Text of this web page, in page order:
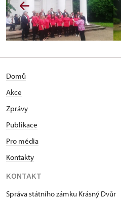
Domů
Akce
Zprávy
Publikace
Pro média
Kontakty
KONTAKT
Správa státního zámku Krásný Dvůr